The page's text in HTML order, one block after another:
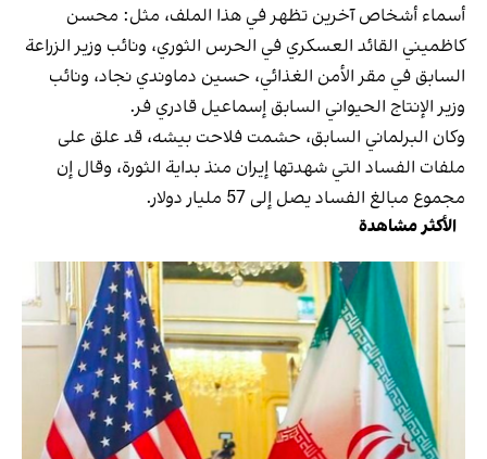
أسماء أشخاص آخرين تظهر في هذا الملف، مثل: محسن
كاظميني القائد العسكري في الحرس الثوري، ونائب وزير الزراعة
السابق في مقر الأمن الغذائي، حسين دماوندي نجاد، ونائب
وزير الإنتاج الحيواني السابق إسماعيل قادري فر.
وكان البرلماني السابق، حشمت فلاحت بيشه، قد علق على
ملفات الفساد التي شهدتها إيران منذ بداية الثورة، وقال إن
مجموع مبالغ الفساد يصل إلى 57 مليار دولار.
الأكثر مشاهدة